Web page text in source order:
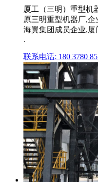
厦工（三明）重型机
原三明重型机器厂,
海翼集团成员企业,厦
.
联系电话: 180 3780